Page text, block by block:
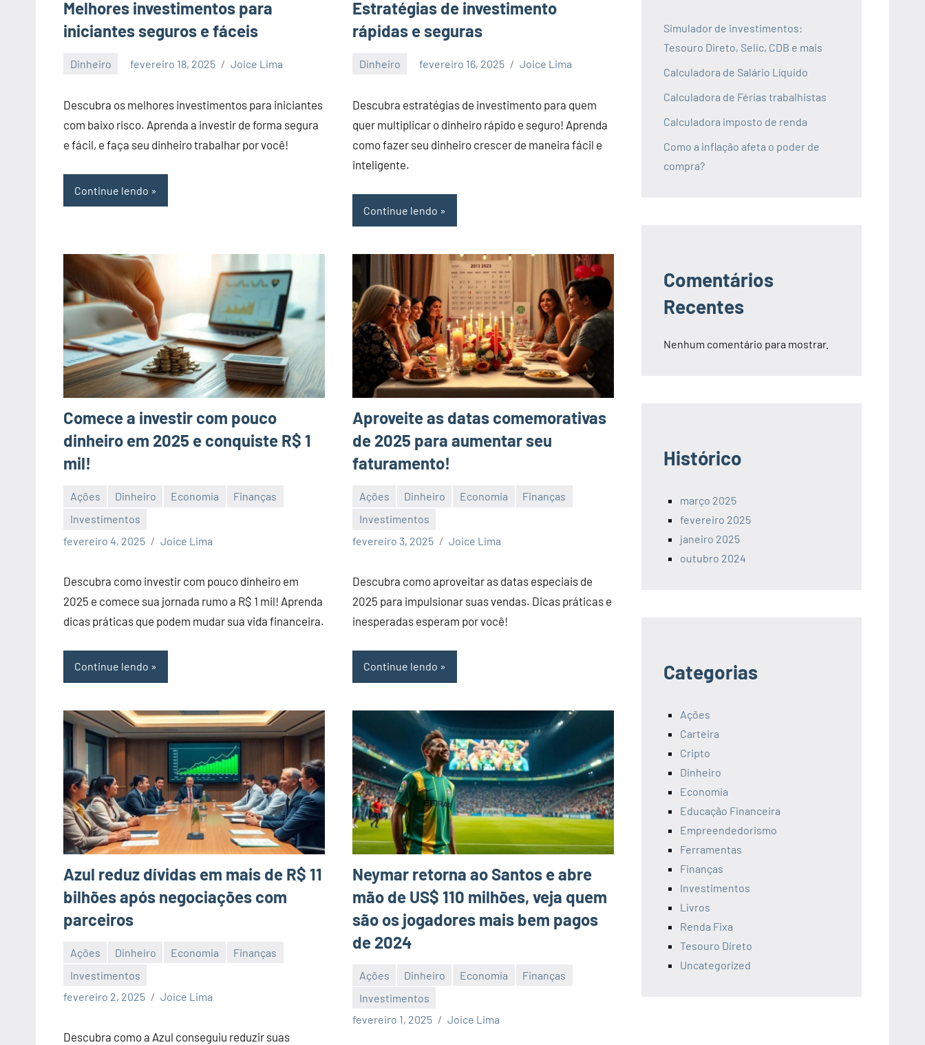
de
investidores
artigos
economia,
investimentos
e
Melhores investimentos para
iniciantes seguros e fáceis
Dinheiro fevereiro 18, 2025 Joice Lima
Descubra os melhores investimentos para iniciantes
com baixo risco. Aprenda a investir de forma segura
e fácil, e faça seu dinheiro trabalhar por você!
Continue lendo
Estratégias de investimento
rápidas e seguras
Dinheiro fevereiro 16, 2025 Joice Lima
Descubra estratégias de investimento para quem
quer multiplicar o dinheiro rápido e seguro! Aprenda
como fazer seu dinheiro crescer de maneira fácil e
inteligente.
Continue lendo
Comece a investir com pouco
dinheiro em 2025 e conquiste R$ 1
mil!
Ações Dinheiro Economia
Finanças
Investimentos
fevereiro 4, 2025
Joice Lima
Nenhum
Comentário
Descubra como investir com pouco dinheiro em
2025 e comece sua jornada rumo a R$ 1 mil! Aprenda
dicas práticas que podem mudar sua vida financeira.
Continue lendo
Aproveite as datas comemorativas
de 2025 para aumentar seu
faturamento!
Ações Dinheiro Economia
Finanças
Investimentos
fevereiro 3, 2025
Joice Lima
Nenhum
Comentário
Descubra como aproveitar as datas especiais de
2025 para impulsionar suas vendas. Dicas práticas e
inesperadas esperam por você!
Continue lendo
Azul reduz dívidas em mais de R$ 11
bilhões após negociações com
parceiros
Ações Dinheiro Economia
Finanças
Investimentos
fevereiro 2, 2025
Joice Lima
Nenhum
Comentário
Descubra como a Azul conseguiu reduzir suas
Neymar retorna ao Santos e abre
mão de US$ 110 milhões, veja quem
são os jogadores mais bem pagos
de 2024
Ações Dinheiro Economia
Finanças
Investimentos
fevereiro 1, 2025
Joice Lima
Nenhum
Comentário
Simulador de investimentos:
Tesouro Direto, Selic, CDB e mais
Calculadora de Salário Líquido
Calculadora de Férias trabalhistas
Calculadora imposto de renda
Como a inflação afeta o poder de
compra?
Comentários
Recentes
Nenhum comentário para mostrar.
Histórico
março 2025
fevereiro 2025
janeiro 2025
outubro 2024
Categorias
Ações
Carteira
Cripto
Dinheiro
Economia
Educação Financeira
Empreendedorismo
Ferramentas
Finanças
Investimentos
Livros
Renda Fixa
Tesouro Direto
Uncategorized